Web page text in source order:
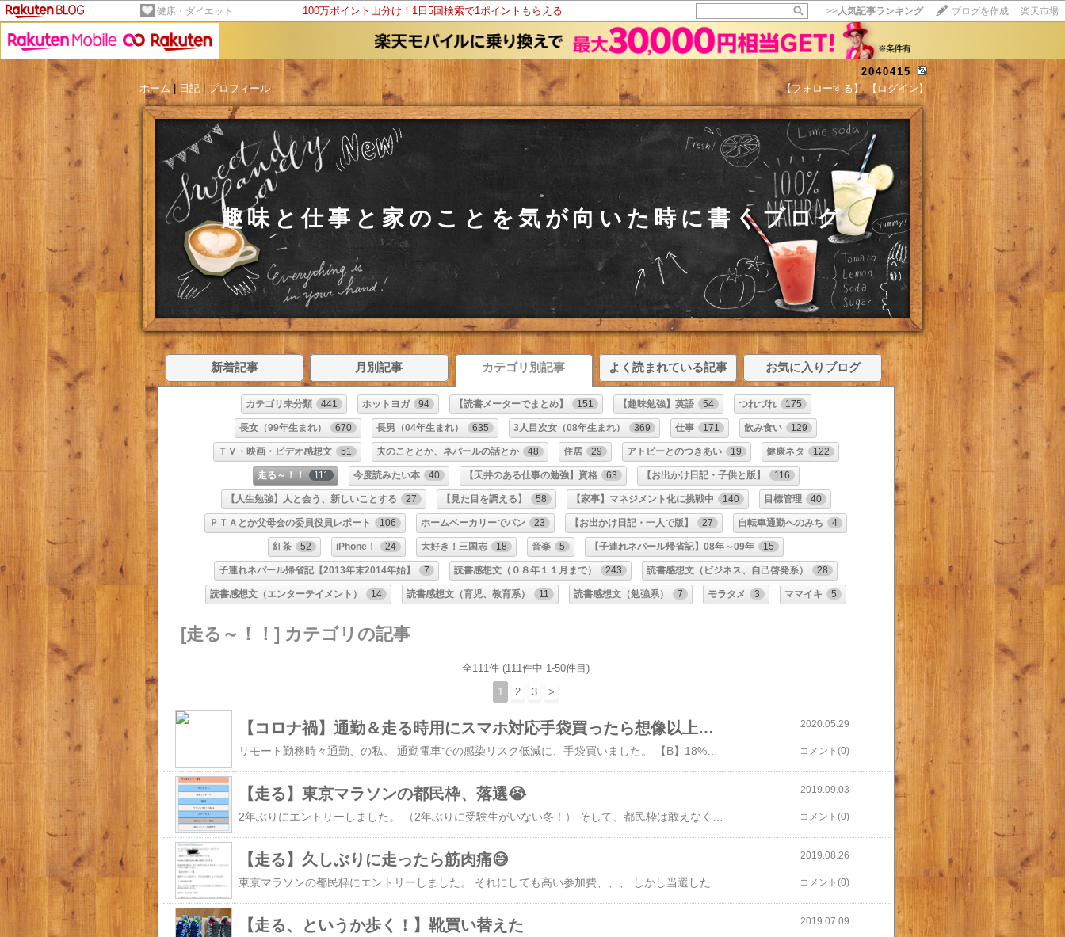
健康・ダイエット 100万ポイント山分け！1日5回検索で1ポイントもらえる >>人気記事ランキング ブログを作成 楽天市場
2040415
ホーム | 日記 プロフィール 【フォローする】 【ログイン】
趣味と仕事と家のことを気が向いた時に書くブログ
新着記事 月別記事 カテゴリ別記事 よく読まれている記事 お気に入りブログ
カテゴリ未分類 441 ホットヨガ 94 【読書メーターでまとめ】 151 【趣味勉強】英語 54 つれづれ 175
長女（99年生まれ） 670 長男（04年生まれ） 635 3人目次女（08年生まれ） 369 仕事 171 飲み食い 129
ＴＶ・映画・ビデオ感想文 51 夫のこととか、ネパールの話とか 48 住居 29 アトピーとのつきあい 19 健康ネタ 122
走る～！！ 111 今度読みたい本 40 【天井のある仕事の勉強】資格 63 【お出かけ日記・子供と版】 116
【人生勉強】人と会う、新しいことする 27 【見た目を調える】 58 【家事】マネジメント化に挑戦中 140 目標管理 40
ＰＴＡとか父母会の委員役員レポート 106 ホームベーカリーでパン 23 【お出かけ日記・一人で版】 27 自転車通勤へのみち 4
紅茶 52 iPhone！ 24 大好き！三国志 18 音楽 5 【子連れネパール帰省記】08年～09年 15
子連れネパール帰省記【2013年末2014年始】 7 読書感想文（０８年１１月まで） 243 読書感想文（ビジネス、自己啓発系） 28
読書感想文（エンターテイメント） 14 読書感想文（育児、教育系） 11 読書感想文（勉強系） 7 モラタメ 3 ママイキ 5
[走る～！！] カテゴリの記事
全111件 (111件中 1-50件目)
1 2 3 >
【コロナ禍】通勤＆走る時用にスマホ対応手袋買ったら想像以上に快適
リモート勤務時々通勤、の私。 通勤電車での感染リスク低減に、手袋買いました。 【B】18%OFF ワコール CW-X 男性用 アクセサリー グローブ(M-Lサイズ)HYO526 [m_b] これ、すごく便利！！！ スマホ操作のために指先に穴が開いてる。 私の知ってるスマホ対応手袋は、指先だけ材質を変えてるもので、 だんだん使えなくなってた。（値段のせいかもしれないけど） これはいい買い物したー。 もっと早く買えばよかった！ 通勤だけでなく、とにかく外出時には着用します。
2020.05.29
コメント(0)
【走る】東京マラソンの都民枠、落選😭 2019.09.03
コメント(0)
【走る】久しぶりに走ったら筋肉痛😅 2019.08.26
コメント(0)
【走る、というか歩く！】靴買い替えた 2019.07.09